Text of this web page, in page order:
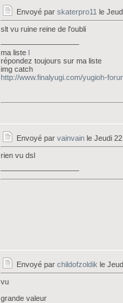
Envoyé par skaterpro11 le
slt vu ruine reine de l'oubli
ma liste l
répondez toujours sur ma liste
img catch
http://www.finalyugi.com/yugioh-
Envoyé par vainvain le Jeudi
rien vu dsl
Envoyé par childofzoldik le
vu
grande valeur